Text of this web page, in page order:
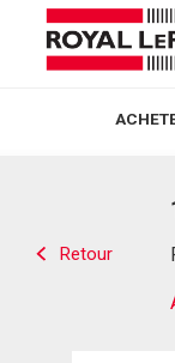
Retour